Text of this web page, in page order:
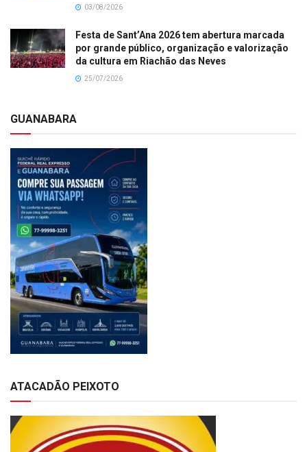
03/08/2026
Festa de Sant’Ana 2026 tem abertura marcada
por grande público, organização e valorização
da cultura em Riachão das Neves
25/07/2026
GUANABARA
ATACADÃO PEIXOTO